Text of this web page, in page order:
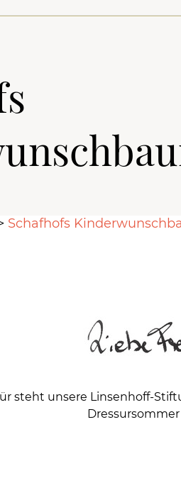
Schafhofs
steht unsere Linsenhoff-